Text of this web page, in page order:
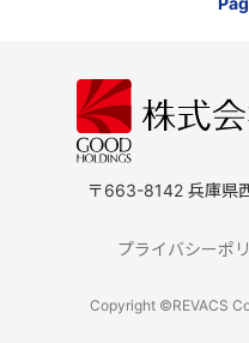
〒663-8142 兵庫県
プライバシーポ
Copyright ©REVACS